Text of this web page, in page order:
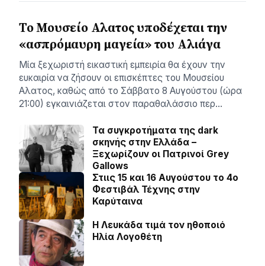
Το Μουσείο Αλατος υποδέχεται την
«ασπρόμαυρη μαγεία» του Αλιάγα
Μία ξεχωριστή εικαστική εμπειρία θα έχουν την
ευκαιρία να ζήσουν οι επισκέπτες του Μουσείου
Αλατος, καθώς από το Σάββατο 8 Αυγούστου (ώρα
21:00) εγκαινιάζεται στον παραθαλάσσιο περ…
Τα συγκροτήματα της dark
σκηνής στην Ελλάδα –
Ξεχωρίζουν οι Πατρινοί Grey
Gallows
Στιις 15 και 16 Αυγούστου το 4ο
Φεστιβάλ Τέχνης στην
Καρύταινα
Η Λευκάδα τιμά τον ηθοποιό
Ηλία Λογοθέτη